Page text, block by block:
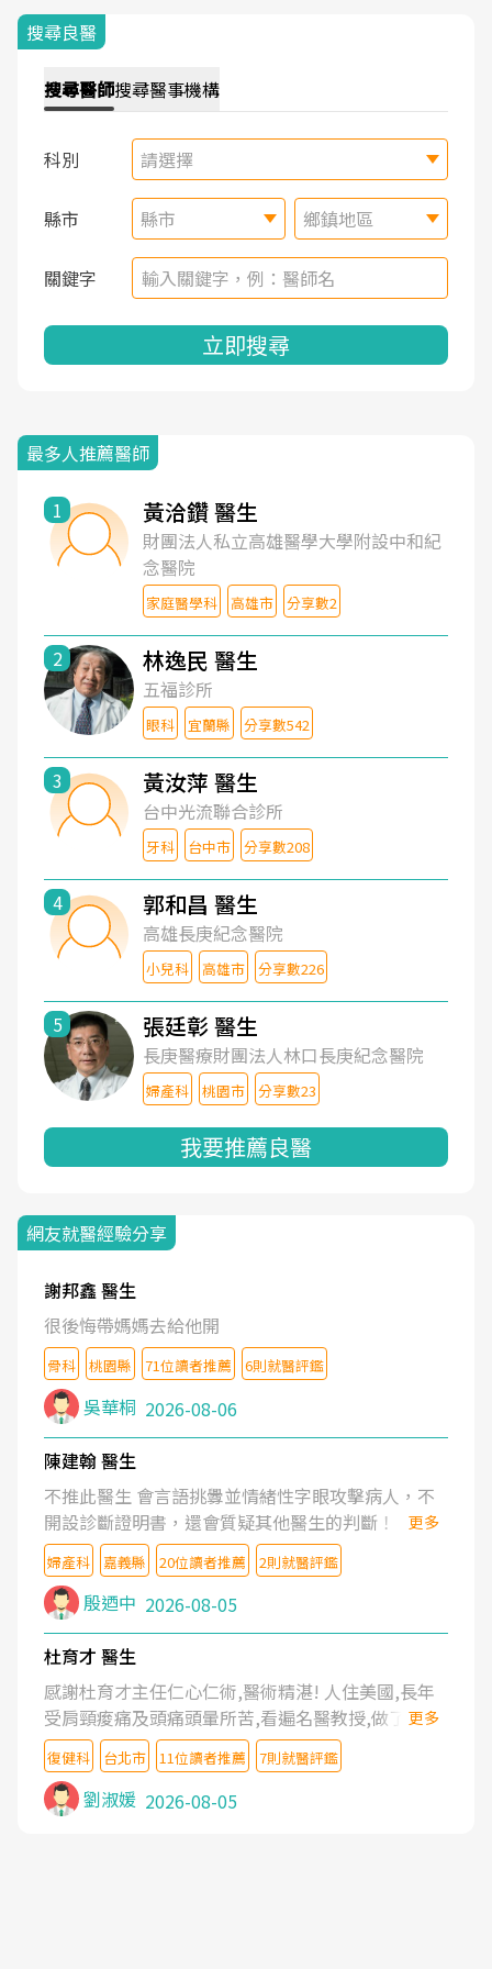
搜尋良醫
搜尋醫師搜尋醫事機構
科別 請選擇
縣市 縣市 鄉鎮地區
關鍵字
立即搜尋
最多人推薦醫師
1 黃洽鑽 醫生
財團法人私立高雄醫學大學附設中和紀
念醫院
家庭醫學科 高雄市 分享數2
2 林逸民 醫生
五福診所
眼科 宜蘭縣 分享數542
3 黃汝萍 醫生
台中光流聯合診所
牙科 台中市 分享數208
4 郭和昌 醫生
高雄長庚紀念醫院
小兒科 高雄市 分享數226
5 張廷彰 醫生
長庚醫療財團法人林口長庚紀念醫院
婦產科 桃園市 分享數23
我要推薦良醫
網友就醫經驗分享
謝邦鑫 醫生
很後悔帶媽媽去給他開
骨科 桃園縣 71位讀者推薦 6則就醫評鑑
吳華桐 2026-08-06
陳建翰 醫生
不推此醫生 會言語挑釁並情緒性字眼攻擊病人，不
開設診斷證明書，還會質疑其他醫生的判斷！
更多
婦產科 嘉義縣 20位讀者推薦 2則就醫評鑑
殷迺中 2026-08-05
杜育才 醫生
感謝杜育才主任仁心仁術,醫術精湛! 人住美國,長年
受肩頸痠痛及頭痛頭暈所苦,看遍名醫教授,做了各種
檢查,也嘗試過西醫打針,中醫針灸及物理徒手治療都
沒有用,後來連吃到嗎啡類止痛藥都效果有限,只是壓
症狀,沒多久就痛起來,多年失眠嚴重影響生活品質.
台灣親友介紹忠孝醫院杜育才主任是頸頭症候群專
更多
復健科 台北市 11位讀者推薦 7則就醫評鑑
劉淑媛 2026-08-05